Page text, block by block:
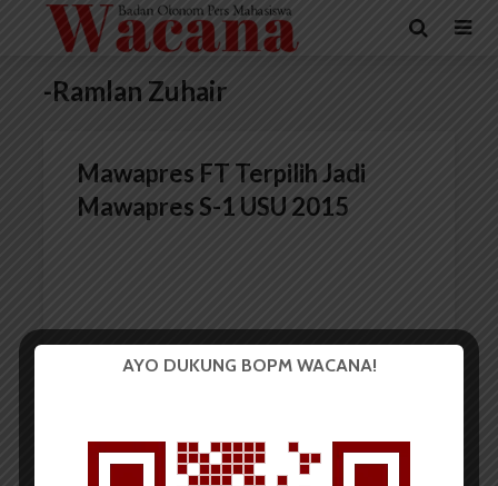
-Ramlan Zuhair
Mawapres FT Terpilih Jadi
Mawapres S-1 USU 2015
AYO DUKUNG BOPM WACANA!